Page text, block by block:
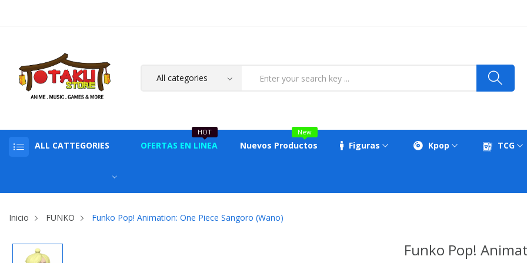
ALL CATTEGORIES OFERTAS EN LINEA
HOT
Nuevos Productos
New
Figuras Kpop TCG
Inicio FUNKO Funko Pop! Animation: One Piece Sangoro (Wano)
Funko Pop!